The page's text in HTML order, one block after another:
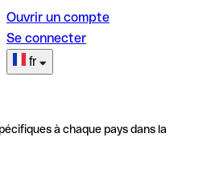
Ouvrir un compte
Se connecter
fr
à chaque pays dans la